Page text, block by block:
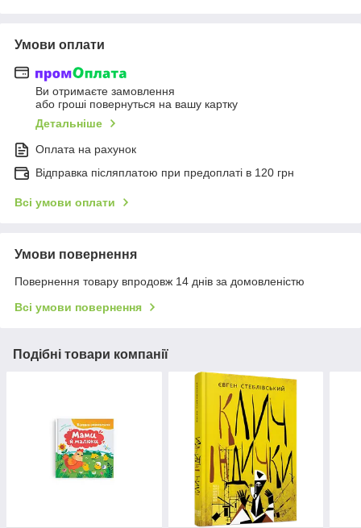
Умови оплати
Ви отримаєте замовлення
або гроші повернуться на вашу картку
Детальніше
Оплата на рахунок
Відправка післяплатою при предоплаті в 120 грн
Всі умови оплати
Умови повернення
Повернення товару впродовж 14 днів за домовленістю
Всі умови повернення
Подібні товари компанії